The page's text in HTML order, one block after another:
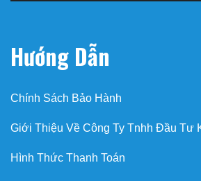
Hướng Dẫn
Chính Sách Bảo Hành
Giới Thiệu Về Công Ty Tnhh Đầu Tư
Hình Thức Thanh Toán